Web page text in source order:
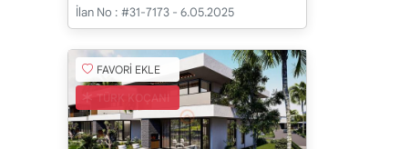
İlan No : #31-7173 - 6.05.2025
FAVORİ EKLE
TÜRK KOÇANI